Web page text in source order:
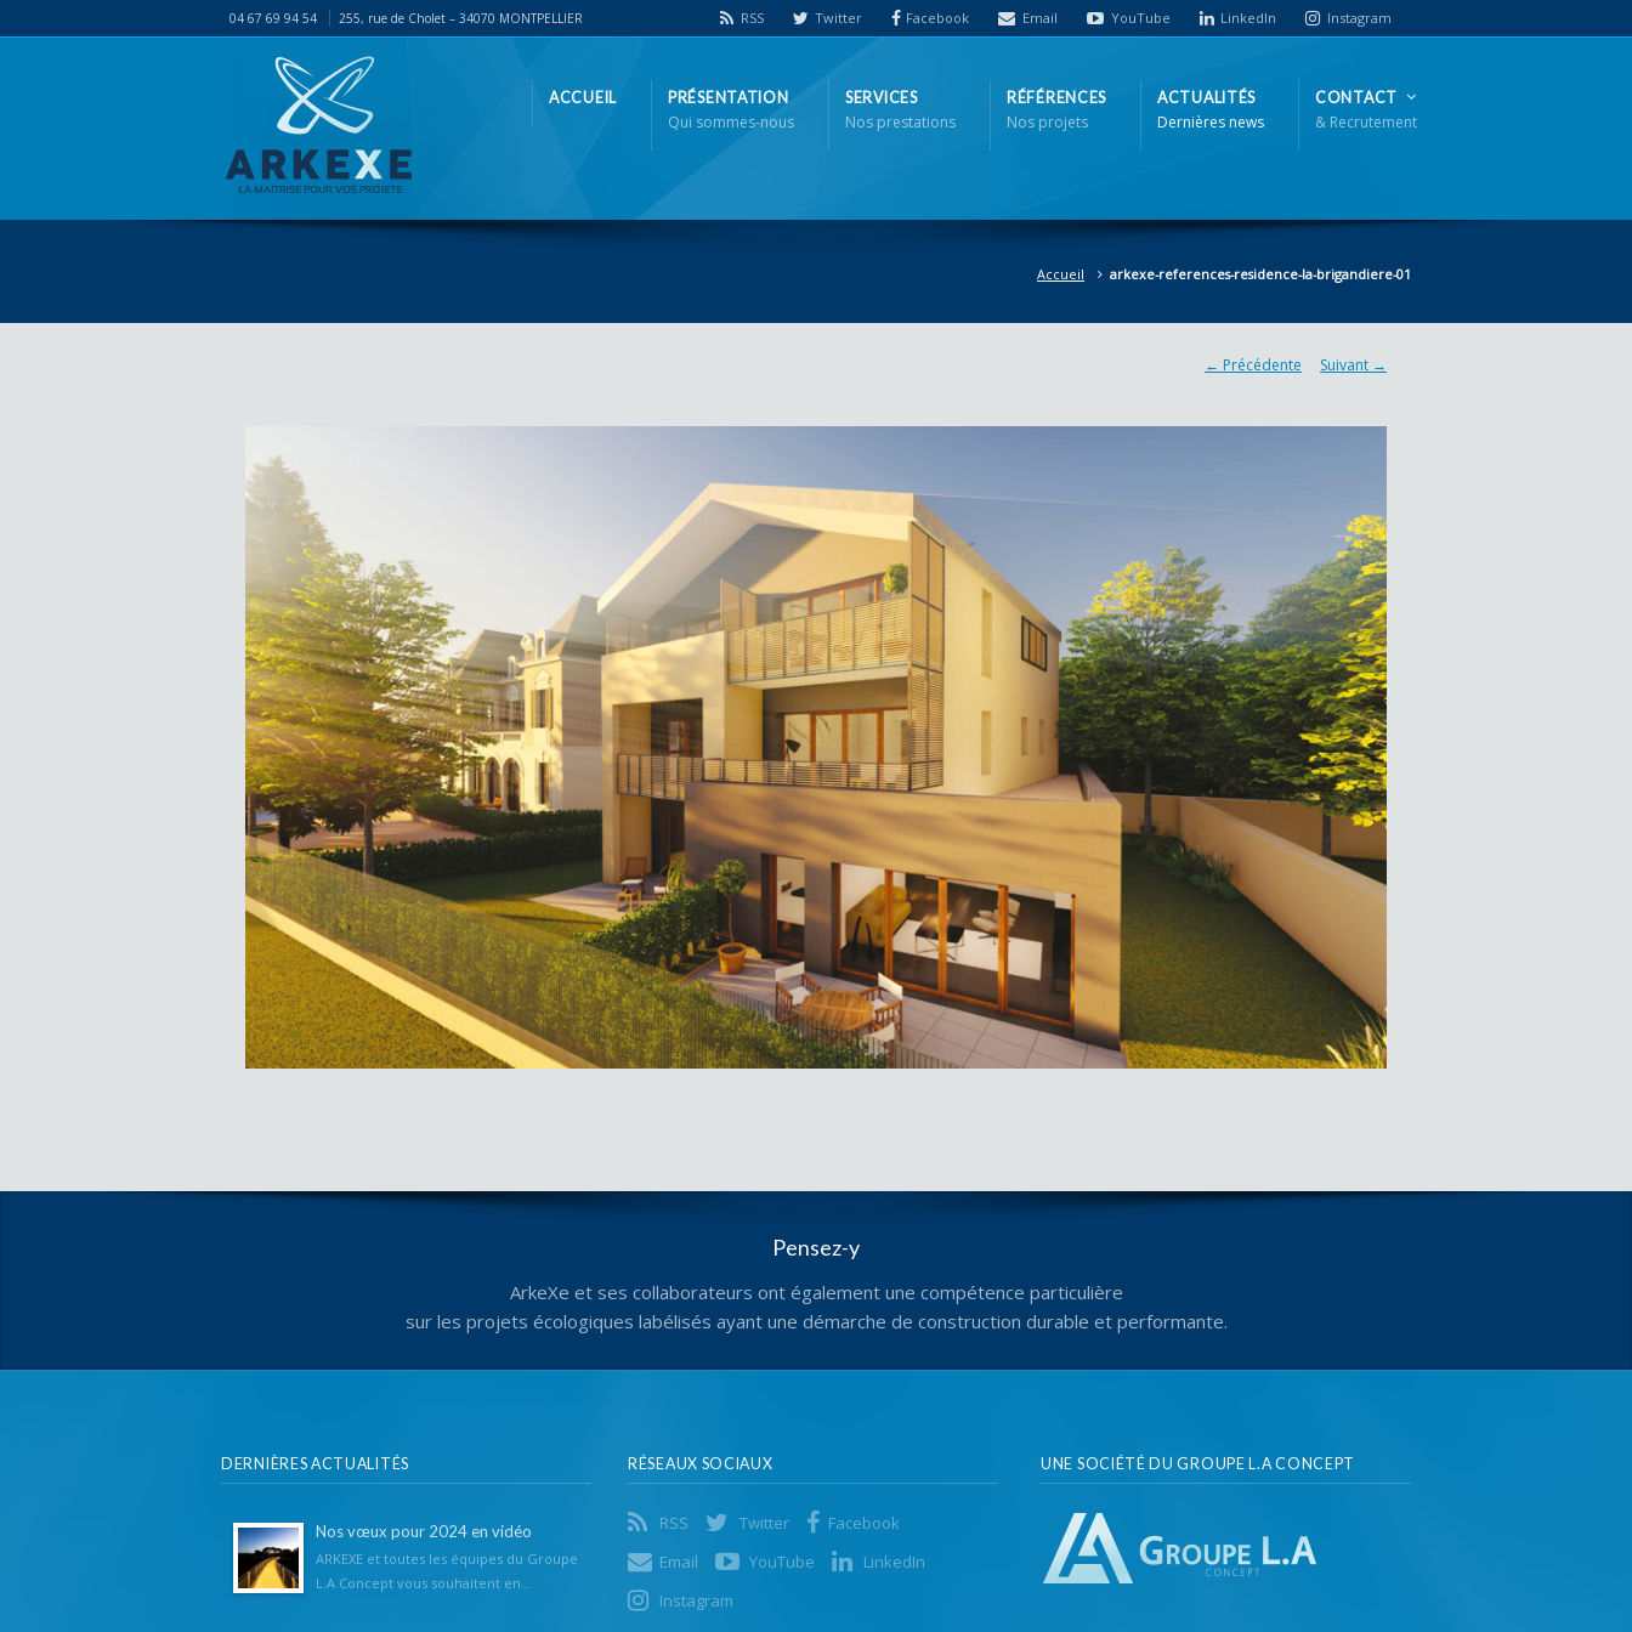
04 67 69 94 54 255, rue de Cholet – 34070 MONTPELLIER RSS Twitter Facebook Email YouTube LinkedIn Instagram
ACCUEIL PRÉSENTATION
Qui sommes-nous
SERVICES
Nos prestations
RÉFÉRENCES
Nos projets
ACTUALITÉS
Dernières news
CONTACT
& Recrutement
Accueil arkexe-references-residence-la-brigandiere-01
← Précédente Suivant →
Pensez-y
ArkeXe et ses collaborateurs ont également une compétence particulière
sur les projets écologiques labélisés ayant une démarche de construction durable et performante.
DERNIÈRES ACTUALITÉS
Nos vœux pour 2024 en vidéo
ARKEXE et toutes les équipes du Groupe
L.A Concept vous souhaitent en...
RÉSEAUX SOCIAUX
RSS Twitter
Facebook
Email
YouTube
LinkedIn
Instagram
UNE SOCIÉTÉ DU GROUPE L.A CONCEPT